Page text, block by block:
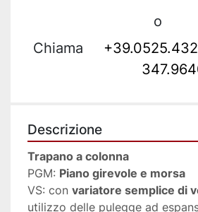
o
Chiama
Descrizione
Trapano a colonna
PGM: Piano girevole e morsa
VS: con variatore semplice di
utilizzo delle pulegge ad